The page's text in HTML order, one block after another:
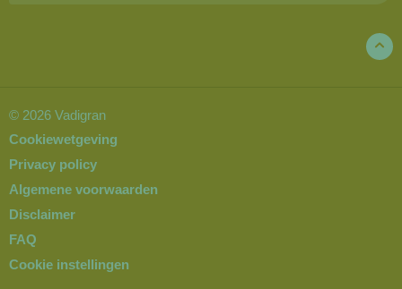
© 2026 Vadigran
Cookiewetgeving
Privacy policy
Algemene voorwaarden
Disclaimer
FAQ
Cookie instellingen